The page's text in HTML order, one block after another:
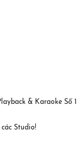
& Karaoke Số 1
Studio!